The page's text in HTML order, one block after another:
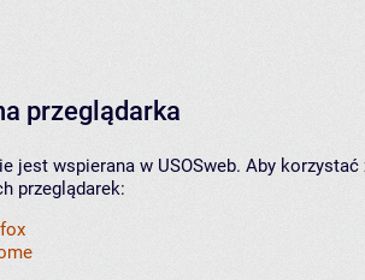
przeglądarka
jest wspierana w USOSweb. Aby
przeglądarek: